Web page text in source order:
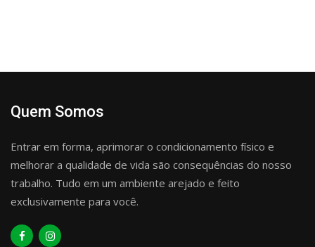
Quem Somos
Entrar em forma, aprimorar o condicionamento físico e
melhorar a qualidade de vida são consequências do nosso
trabalho. Tudo em um ambiente arejado e feito
exclusivamente para você.